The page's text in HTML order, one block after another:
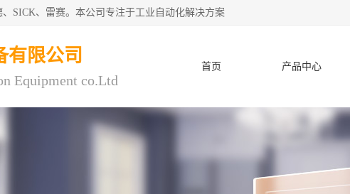
SICK、雷赛。本公司专注于工业自动化解决方案
有限公司
Equipment co.Ltd
首页 产品中心